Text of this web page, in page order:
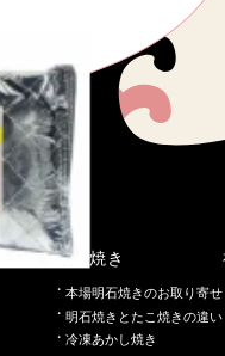
だわり明石焼き
本場明石焼きのお取り寄せ
明石焼きとたこ焼きの違い
冷凍あかし焼き